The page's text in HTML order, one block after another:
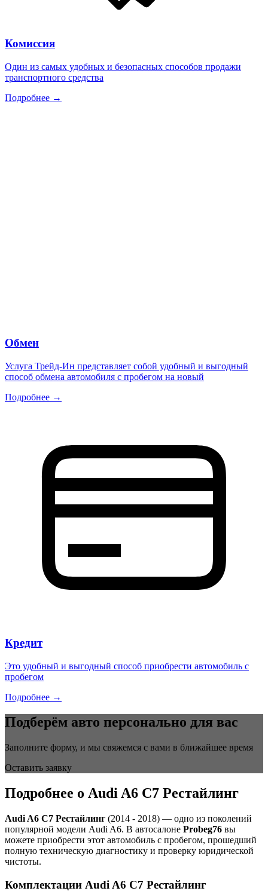
Комиссия
Один из самых удобных и безопасных способов продажи
транспортного средства
Подробнее →
Обмен
Услуга Трейд-Ин представляет собой удобный и выгодный
способ обмена автомобиля с пробегом на новый
Подробнее →
Кредит
Это удобный и выгодный способ приобрести автомобиль с
пробегом
Подробнее →
Подберём авто персонально для вас
Заполните форму, и мы свяжемся с вами в ближайшее время
Оставить заявку
Подробнее о Audi A6 C7 Рестайлинг
Audi A6 C7 Рестайлинг (2014 - 2018) — одно из поколений
популярной модели Audi A6. В автосалоне Probeg76 вы
можете приобрести этот автомобиль с пробегом, прошедший
полную техническую диагностику и проверку юридической
чистоты.
Комплектации Audi A6 C7 Рестайлинг